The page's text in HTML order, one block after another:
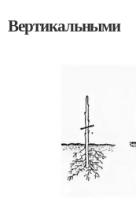
Вертикальными